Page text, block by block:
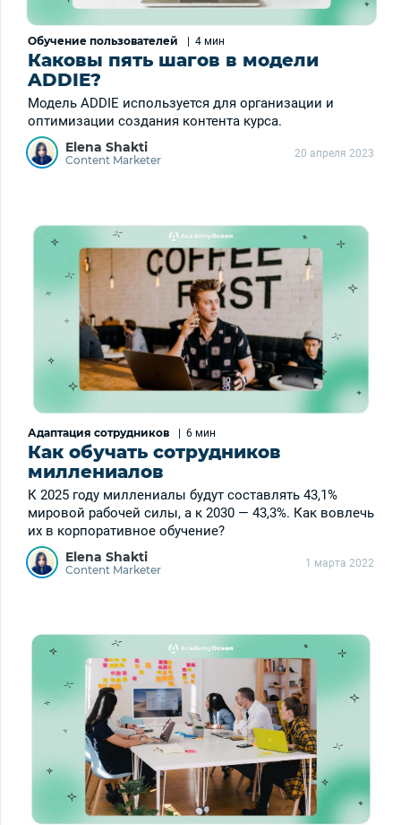
Обучение пользователей 4 мин
Каковы пять шагов в модели
ADDIE?
Модель ADDIE используется для организации и
оптимизации создания контента курса.
Elena Shakti
Content Marketer 20 апреля 2023
Адаптация сотрудников 6 мин
Как обучать сотрудников
миллениалов
К 2025 году миллениалы будут составлять 43,1%
мировой рабочей силы, а к 2030 — 43,3%. Как вовлечь
их в корпоративное обучение?
Elena Shakti
Content Marketer 1 марта 2022